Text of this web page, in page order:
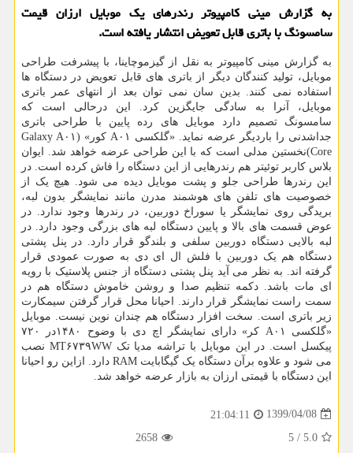
به گزارش مینی كامپیوتر رندرهای یك موبایل ارزان قیمت
سامسونگ با باتری قابل تعویض انتشار یافته است.
به گزارش مینی کامپیوتر به نقل از گیزموچاینا، با پیشرفت طراحی
موبایل، تولید کنندگان دیگر از باتری های قابل تعویض در دستگاه ها
استفاده نمی کنند. بدین سان نمی توان بعد از انتهای عمر باتری
موبایل، آنرا به سادگی جایگزین کرد. این درحالی است که
سامسونگ تصمیم دارد موبایل های رده پایین با طراحی باتری
جداشدنی را باردیگر عرضه نماید. «گلکسی A۰۱ کور» (Galaxy A۰۱
Core)نخستین مدلی است که با این طراحی عرضه خواهد شد. ایوان
بلاس کاربر توئیتر هم رندرهایی از این دستگاه را فاش کرده است. در
این رندرها طراحی جلو و پشت موبایل دیده می شود. هیچ یک از
خصوصیت های تلفن های هوشمند مدرن مانند نمایشگر بدون لبه،
بریدگی روی نمایشگر یا سوراخ دوربین، در رندرها وجود ندارد. در
عوض قسمت های بالا و پایین دستگاه لبه های بزرگی وجود دارد. در
لبه بالایی دستگاه دوربین سلفی و بلندگو قرار دارد. در پنل پشتی
دستگاه هم یک دوربین با فلش ال ای دی به صورت عمودی قرار
گرفته اند. به نظر می آید پنل پشتی دستگاه از جنس پلاستیک با رویه
ای مات باشد. دکمه تنظیم صدا و روشن خاموش دستگاه هم در
سمت راست نمایشگر قرار دارند. احیانا محل قرار گرفتن سیمکارت
زیر باتری است. سخت افزار دستگاه هم چندان نوین نیست. موبایل
«گلکسی A۰۱ کر» دارای نمایشگر اچ دی با وضوح ۱۴۸۰در ۷۲۰
پیکسل است. در این موبایل با تراشه مدیا تک MT۶۷۳۹WW نصب
می شود و علاوه برآن دستگاه یک گیگابایت RAM دارد. ازاین رو احیانا
این دستگاه با قیمتی ارزان به بازار عرضه خواهد شد.
1399/04/08
21:04:11
5.0
/
5
2658